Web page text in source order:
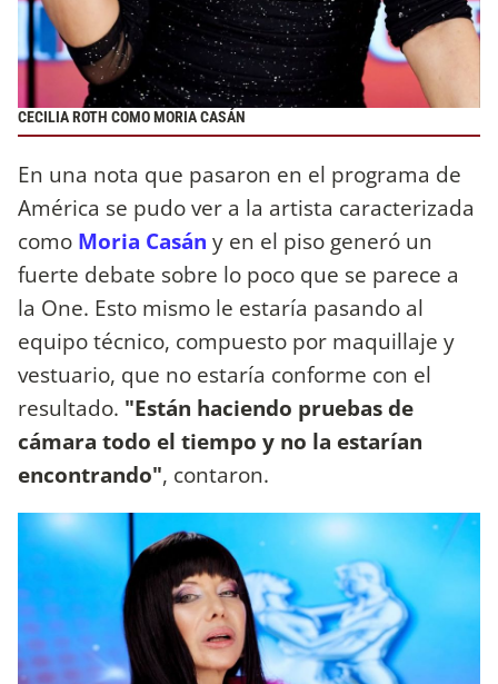
CECILIA ROTH COMO MORIA CASÁN
En una nota que pasaron en el programa de
América se pudo ver a la artista caracterizada
como Moria Casán y en el piso generó un
fuerte debate sobre lo poco que se parece a
la One. Esto mismo le estaría pasando al
equipo técnico, compuesto por maquillaje y
vestuario, que no estaría conforme con el
resultado. "Están haciendo pruebas de
cámara todo el tiempo y no la estarían
encontrando", contaron.